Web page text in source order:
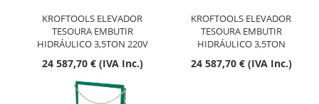
KROFTOOLS ELEVADOR
TESOURA EMBUTIR
HIDRÁULICO 3,5TON 220V
24 587,70 € (IVA Inc.)
KROFTOOLS ELEVADOR
TESOURA EMBUTIR
HIDRÁULICO 3,5TON
24 587,70 € (IVA Inc.)